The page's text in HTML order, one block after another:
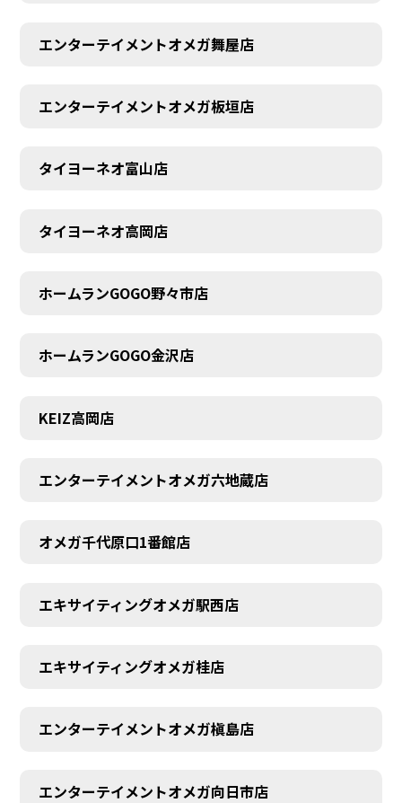
エンターテイメントオメガ舞屋店
エンターテイメントオメガ板垣店
タイヨーネオ富山店
タイヨーネオ高岡店
ホームランGOGO野々市店
ホームランGOGO金沢店
KEIZ高岡店
エンターテイメントオメガ六地蔵店
オメガ千代原口1番館店
エキサイティングオメガ駅西店
エキサイティングオメガ桂店
エンターテイメントオメガ槇島店
エンターテイメントオメガ向日市店